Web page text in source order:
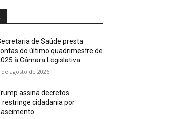
de Saúde presta
do último quadrimestre de
à Câmara Legislativa
de agosto de 2026
assina decretos
restringe cidadania por